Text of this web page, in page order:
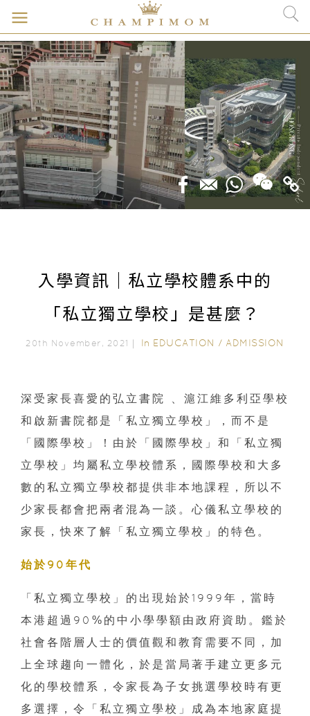
入學資訊｜私立學校體系中的
「私立獨立學校」是甚麼？
20th November, 2021｜ In EDUCATION / ADMISSION
深受家長喜愛的弘立書院 、滬江維多利亞學校
和啟新書院都是「私立獨立學校」，而不是
「國際學校」！由於「國際學校」和「私立獨
立學校」均屬私立學校體系，國際學校和大多
數的私立獨立學校都提供非本地課程，所以不
少家長都會把兩者混為一談。心儀私立學校的
家長，快來了解「私立獨立學校」的特色。
始於90年代
「私立獨立學校」的出現始於1999年，當時
本港超過90%的中小學學額由政府資助。鑑於
社會各階層人士的價值觀和教育需要不同，加
上全球趨向一體化，於是當局著手建立更多元
化的學校體系，令家長為子女挑選學校時有更
多選擇，令「私立獨立學校」成為本地家庭提